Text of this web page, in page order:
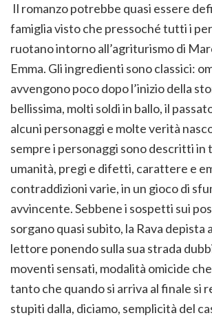
Il romanzo potrebbe quasi essere
famiglia visto che pressoché tutti i
ruotano intorno all’agriturismo di
Emma. Gli ingredienti sono classici:
avvengono poco dopo l’inizio della
bellissima, molti soldi in ballo, il
alcuni personaggi e molte verità
sempre i personaggi sono descritti in
umanità, pregi e difetti, carattere e
contraddizioni varie, in un gioco di
avvincente. Sebbene i sospetti sui
sorgano quasi subito, la Rava depista
lettore ponendo sulla sua strada
moventi sensati, modalità omicide
tanto che quando si arriva al finale si
stupiti dalla, diciamo, semplicità del